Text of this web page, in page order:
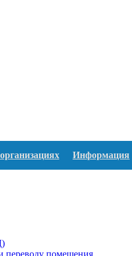
Информация
переводу помещения